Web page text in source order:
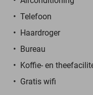
Telefoon
Haardroger
Bureau
Koffie- en
Gratis wifi